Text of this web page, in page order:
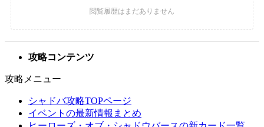
攻略コンテンツ
攻略メニュー
シャドバ攻略TOPページ
イベントの最新情報まとめ